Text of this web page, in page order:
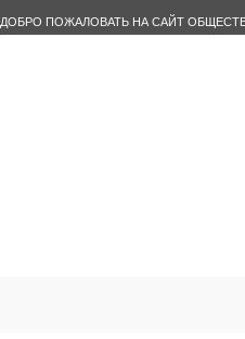
ДОБРО ПОЖАЛОВАТЬ НА САЙТ